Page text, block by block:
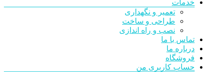
خدمات
تعمیر و نگهداری
طراحی و ساخت
نصب و راه اندازی
تماس با ما
درباره ما
فروشگاه
حساب کاربری من